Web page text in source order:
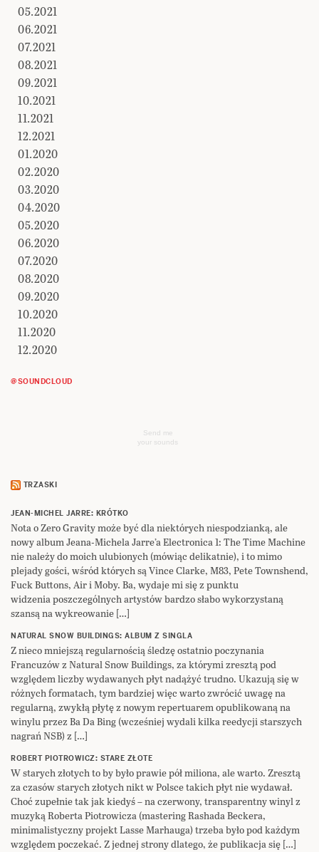
05.2021
06.2021
07.2021
08.2021
09.2021
10.2021
11.2021
12.2021
01.2020
02.2020
03.2020
04.2020
05.2020
06.2020
07.2020
08.2020
09.2020
10.2020
11.2020
12.2020
@SOUNDCLOUD
Send me
your sounds
TRZASKI
JEAN-MICHEL JARRE: KRÓTKO
Nota o Zero Gravity może być dla niektórych niespodzianką, ale
nowy album Jeana-Michela Jarre’a Electronica 1: The Time Machine
nie należy do moich ulubionych (mówiąc delikatnie), i to mimo
plejady gości, wśród których są Vince Clarke, M83, Pete Townshend,
Fuck Buttons, Air i Moby. Ba, wydaje mi się z punktu
widzenia poszczególnych artystów bardzo słabo wykorzystaną
szansą na wykreowanie […]
NATURAL SNOW BUILDINGS: ALBUM Z SINGLA
Z nieco mniejszą regularnością śledzę ostatnio poczynania
Francuzów z Natural Snow Buildings, za którymi zresztą pod
względem liczby wydawanych płyt nadążyć trudno. Ukazują się w
różnych formatach, tym bardziej więc warto zwrócić uwagę na
regularną, zwykłą płytę z nowym repertuarem opublikowaną na
winylu przez Ba Da Bing (wcześniej wydali kilka reedycji starszych
nagrań NSB) z […]
ROBERT PIOTROWICZ: STARE ZŁOTE
W starych złotych to by było prawie pół miliona, ale warto. Zresztą
za czasów starych złotych nikt w Polsce takich płyt nie wydawał.
Choć zupełnie tak jak kiedyś – na czerwony, transparentny winyl z
muzyką Roberta Piotrowicza (mastering Rashada Beckera,
minimalistyczny projekt Lasse Marhauga) trzeba było pod każdym
względem poczekać. Z jednej strony dlatego, że publikacja się […]